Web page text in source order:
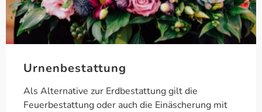
Urnenbestattung
Als Alternative zur Erdbestattung gilt die
Feuerbestattung oder auch die Einäscherung mit